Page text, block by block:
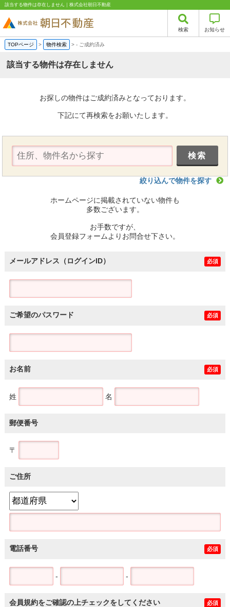
該当する物件は存在しません｜株式会社朝日不動産
検索 お知らせ
TOPページ > 物件検索 >- ご成約済み
該当する物件は存在しません
お探しの物件はご成約済みとなっております。
下記にて再検索をお願いたします。
絞り込んで物件を探す
ホームページに掲載されていない物件も
多数ございます。
お手数ですが、
会員登録フォームよりお問合せ下さい。
メールアドレス（ログインID） 必須
ご希望のパスワード 必須
お名前 必須
姓 名
郵便番号
〒
ご住所
電話番号 必須
- -
会員規約をご確認の上チェックをしてください 必須